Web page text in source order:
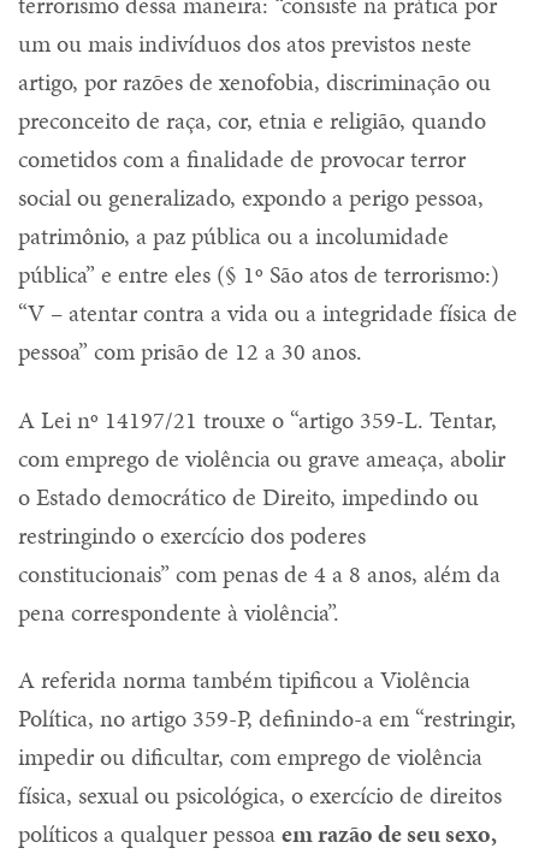
um ou mais indivíduos dos atos previstos neste
artigo, por razões de xenofobia, discriminação ou
preconceito de raça, cor, etnia e religião, quando
cometidos com a finalidade de provocar terror
social ou generalizado, expondo a perigo pessoa,
patrimônio, a paz pública ou a incolumidade
pública” e entre eles (§ 1º São atos de terrorismo:)
“V – atentar contra a vida ou a integridade física de
pessoa” com prisão de 12 a 30 anos.
A Lei nº 14197/21 trouxe o “artigo 359-L. Tentar,
com emprego de violência ou grave ameaça, abolir
o Estado democrático de Direito, impedindo ou
restringindo o exercício dos poderes
constitucionais” com penas de 4 a 8 anos, além da
pena correspondente à violência”.
A referida norma também tipificou a Violência
Política, no artigo 359-P, definindo-a em “restringir,
impedir ou dificultar, com emprego de violência
física, sexual ou psicológica, o exercício de direitos
políticos a qualquer pessoaem razão de seu sexo,